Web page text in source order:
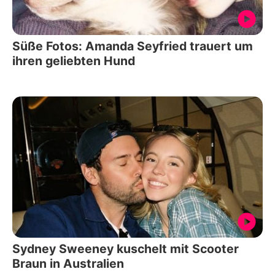
Süße Fotos: Amanda Seyfried trauert um
ihren geliebten Hund
Sydney Sweeney kuschelt mit Scooter
Braun in Australien